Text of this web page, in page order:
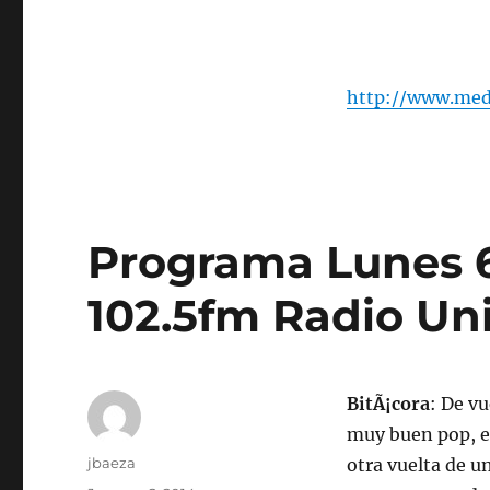
http://
Programa Lunes
102.5fm Radio
BitÃ¡cora: De
muy buen pop,
otra vuelta de
Author
jbaeza